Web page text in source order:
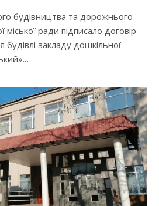
будівництва та дорожнього
міської ради підписало договір
закладу дошкільної